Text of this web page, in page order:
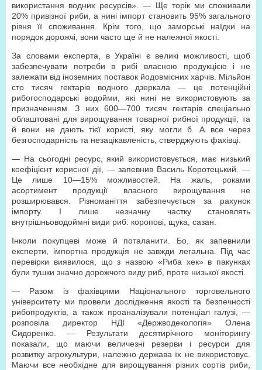
використання водних ресурсів». — Ще торік ми споживали
20% привізної риби, а нині імпорт становить 95% загального
рівня її споживання. Крім того, що заморські наїдки на
порядок дорожчі, вони часто ще й не належної якості.
За словами експерта, в Україні є великі можливості, щоб
забезпечувати потреби в рибі власною продукцією і не
залежати від іноземних поставок йодовмісних харчів. Мільйон
сто тисяч гектарів водного дзеркала — це потенційні
рибогосподарські водойми, які нині не використовують за
призначенням. З них 600—700 тисяч гектарів спеціально
облаштовані для вирощування товарної рибної продукції, та
й вони не дають тієї користі, яку могли б. А все через
безгосподарність та незацікавленість, стверджують фахівці.
— На сьогодні ресурс, який використовується, має низький
коефіцієнт корисної дії, — запевнив Василь Коротецький. —
Це лише 10—15% можливостей. На жаль, роками
асортимент продукції власного вирощування не
розширювався. Різноманіття забезпечується за рахунок
імпорту. І лише незначну частку становлять
внутрішньоводоймні види риб: коропові, щука, сазан.
Інколи покупцеві може й поталанити. Бо, як запевнили
експерти, імпортна продукція не завжди легальна. Під час
перевірки виявилося, що з назвою «Риба хек» в пакунках
були тушки значно дорожчого виду риб, проте низької якості.
— Разом із фахівцями Національного торговельного
університету ми провели дослідження якості та безпечності
рибопродуктів, а також проаналізували потенціал галузі, —
розповіла директор НДІ «Держводекологія» Олена
Сидоренко. — Результати десятирічного моніторингу
показали, що маючи величезні резерви і ресурси для
розвитку агрокультури, належно держава їх не використовує.
Маючи все необхідне для вирощування різних сортів риби,